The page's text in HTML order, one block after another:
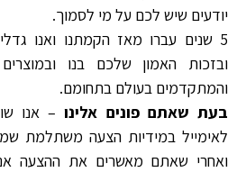
יודעים שיש לכם על מי לסמוך.
5 שנים עברו מאז הקמתנו ואנו
ובזכות האמון שלכם בנו
והמתקדמים בעולם בתחומם.
בעת שאתם פונים אלינו– אנו
לאימייל במידיות הצעה משתלמת
ואחרי שאתם מאשרים את ההצעה